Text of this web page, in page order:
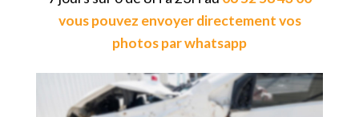
vous pouvez envoyer directement vos
photos par whatsapp